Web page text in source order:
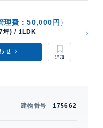
理費：50,000円）
) / 1LDK
せ
建物番号 175662